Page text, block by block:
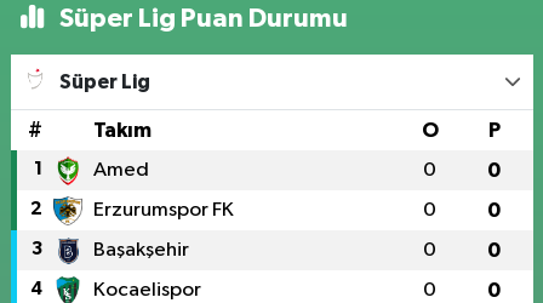
Süper Lig Puan Durumu
Süper Lig
# Takım O P
1 Amed 0 0
2 Erzurumspor FK 0 0
3 Başakşehir 0 0
4 Kocaelispor 0 0